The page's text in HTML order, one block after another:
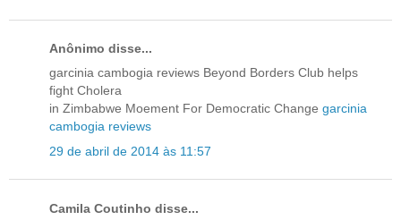
Anônimo disse...
garcinia cambogia reviews Beyond Borders Club helps
fight Cholera
in Zimbabwe Moement For Democratic Change garcinia
cambogia reviews
29 de abril de 2014 às 11:57
Camila Coutinho disse...